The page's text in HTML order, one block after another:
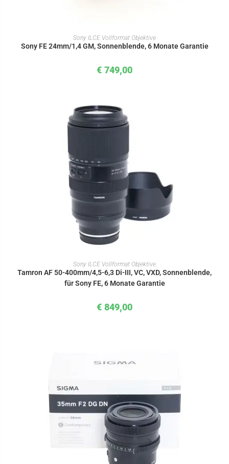
IN DEN WARENKORB
Sony ILCE Vollformat Objektive
Sony FE 24mm/1,4 GM, Sonnenblende, 6 Monate Garantie
€ 749,00
IN DEN WARENKORB
Sony ILCE Vollformat Objektive
Tamron AF 50-400mm/4,5-6,3 Di-III, VC, VXD, Sonnenblende,
für Sony FE, 6 Monate Garantie
€ 849,00